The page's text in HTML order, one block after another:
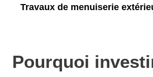
Travaux de menuiserie
Pourquoi